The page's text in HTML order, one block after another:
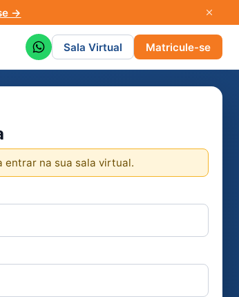
→
Sala Virtual Matricule-se
entrar na sua sala virtual.